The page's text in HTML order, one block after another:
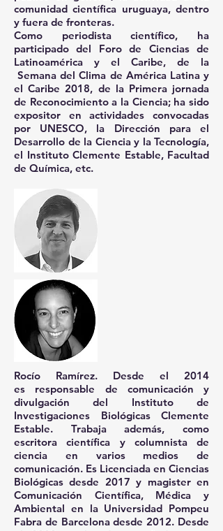
comunidad científica uruguaya, dentro
y fuera de fronteras.
Como periodista científico, ha
participado del Foro de Ciencias de
Latinoamérica y el Caribe, de la
Semana del Clima de América Latina y
el Caribe 2018, de la Primera jornada
de Reconocimiento a la Ciencia; ha sido
expositor en actividades convocadas
por UNESCO, la Dirección para el
Desarrollo de la Ciencia y la Tecnología,
el Instituto Clemente Estable, Facultad
de Química, etc.
Rocío Ramírez. Desde el 2014
es responsable de comunicación y
divulgación del Instituto de
Investigaciones Biológicas Clemente
Estable. Trabaja además, como
escritora científica y columnista de
ciencia en varios medios de
comunicación. Es Licenciada en Ciencias
Biológicas desde 2017 y magister en
Comunicación Científica, Médica y
Ambiental en la Universidad Pompeu
Fabra de Barcelona desde 2012. Desde